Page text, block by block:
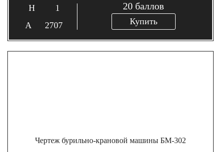
1
2707
20 баллов
Купить
Чертеж бурильно-крановой машины БМ-302